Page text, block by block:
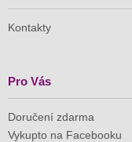
Kontakty
Pro Vás
Doručení zdarma
Vykupto na Facebooku